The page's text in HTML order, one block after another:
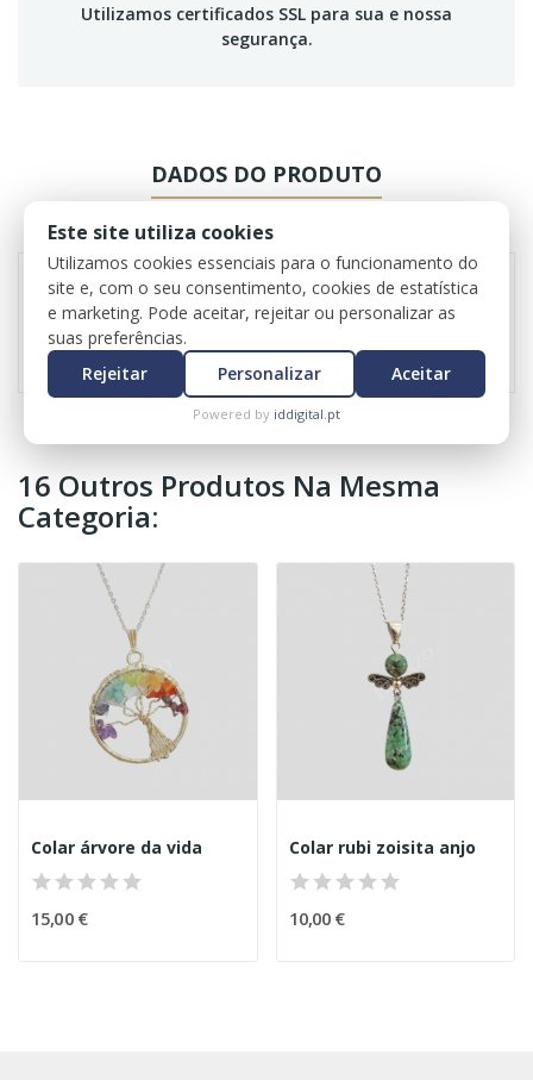
Utilizamos certificados SSL para sua e nossa
segurança.
DADOS DO PRODUTO
REVIEWS
Referência 1127
16 Outros Produtos Na Mesma
Categoria:
Colar árvore da vida
15,00 €
Colar rubi zoisita anjo
10,00 €
Este site utiliza cookies
Utilizamos cookies essenciais para o funcionamento do
site e, com o seu consentimento, cookies de estatística
e marketing. Pode aceitar, rejeitar ou personalizar as
suas preferências.
Rejeitar
Personalizar Aceitar
Powered by iddigital.pt